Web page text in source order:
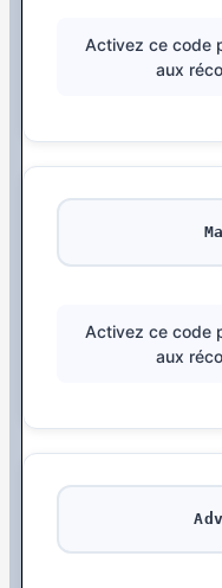
Activez ce code
aux
Activez ce code
aux